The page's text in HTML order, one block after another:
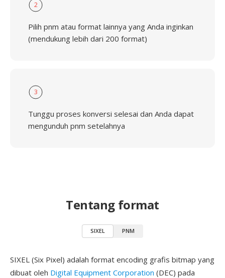
2
Pilih pnm atau format lainnya yang Anda inginkan
(mendukung lebih dari 200 format)
3
Tunggu proses konversi selesai dan Anda dapat
mengunduh pnm setelahnya
Tentang format
SIXEL PNM
SIXEL (Six Pixel) adalah format encoding grafis bitmap yang
dibuat oleh Digital Equipment Corporation (DEC) pada